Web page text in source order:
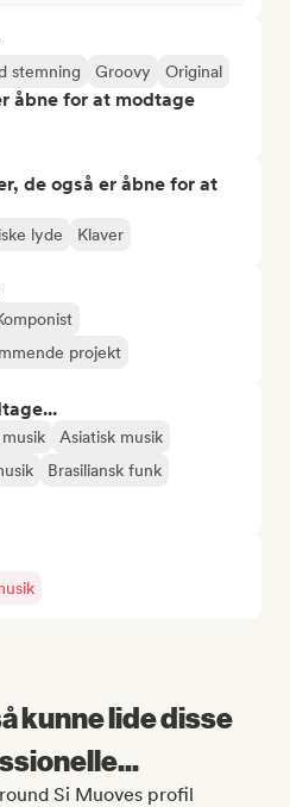
stemning Groovy Original
åbne for at modtage
de også er åbne for at
lyde Klaver
projekt
Asiatisk musik
Brasiliansk funk
kunne lide disse
Si Muoves profil